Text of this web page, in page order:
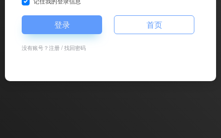
登录 首页
没有账号？注册/找回密码